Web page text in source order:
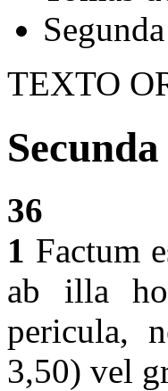
TEXTO
36
1 Factum
ab illa
pericula,
3,50) vel